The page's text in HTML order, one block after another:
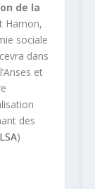
de la
Hamon,
sociale
dans
et
des
)